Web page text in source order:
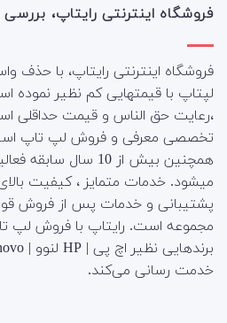
فروشگاه اینترنتی رایتاپ،
فروشگاه اینترنتی رایتاپ، با حذف
لپتاپ با قیمتهایی کم نظیر نموده
،رعایت حق الناس و قیمت حداقلی
تخصصی معرفی و فروش لپ تاپ
همچنین بیش از 10 سال
میشود. خدمات متمایز ، کیفیت
پشتیبانی و خدمات پس از فروش
مجموعه است. رایتاپ با فروش لپ
خدمت رسانی می‌کند.